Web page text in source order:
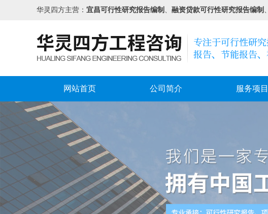
华灵四方主营： 宜昌可行性研究报告编制 、 融资贷款可行性研究报告编制 、
网站首页 公司简介 服务项目